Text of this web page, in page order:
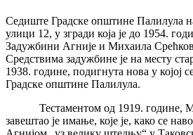
Седиште Градске општине Палилула
улици 12, у згради која је до 1954.
Задужбини Агније и Михаила
Средствима задужбине је на месту
1938. године, подигнута нова у којој
Градске општине Палилула.
Тестаментом од 1919. године,
завештао је имање, које је, како се